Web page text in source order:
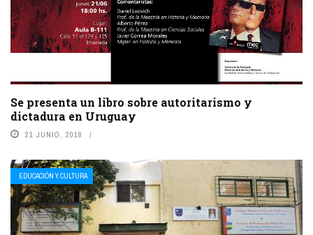
Se presenta un libro sobre autoritarismo y
dictadura en Uruguay
21 JUNIO, 2018
EDUCACIÓN Y CULTURA